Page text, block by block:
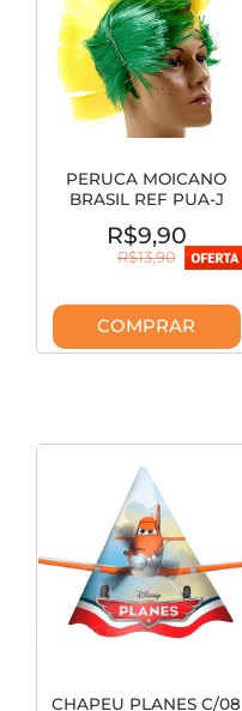
PERUCA MOICANO
BRASIL REF PUA-J
R$9,90
R$13,90
COMPRAR
CHAPEU PLANES C/08